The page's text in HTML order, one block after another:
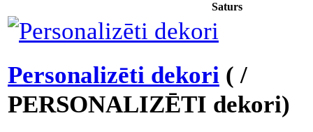
Saturs
Personalizēti dekori ( /
PERSONALIZĒTI dekori)